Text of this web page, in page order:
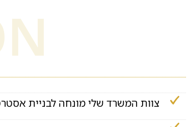
צוות המשרד שלי מונחה לבניית